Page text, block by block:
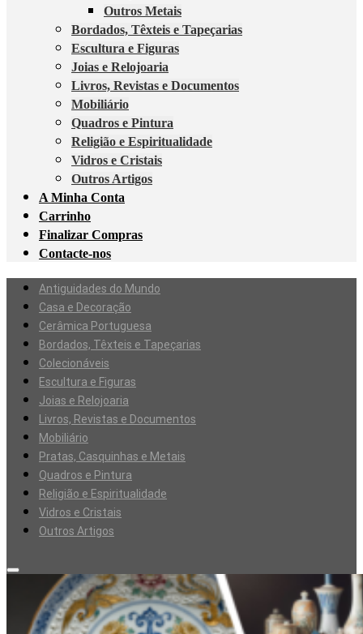
Outros Metais
Bordados, Têxteis e Tapeçarias
Escultura e Figuras
Joias e Relojoaria
Livros, Revistas e Documentos
Mobiliário
Quadros e Pintura
Religião e Espiritualidade
Vidros e Cristais
Outros Artigos
A Minha Conta
Carrinho
Finalizar Compras
Contacte-nos
Antiguidades do Mundo
Casa e Decoração
Cerâmica Portuguesa
Bordados, Têxteis e Tapeçarias
Colecionáveis
Escultura e Figuras
Joias e Relojoaria
Livros, Revistas e Documentos
Mobiliário
Pratas, Casquinhas e Metais
Quadros e Pintura
Religião e Espiritualidade
Vidros e Cristais
Outros Artigos